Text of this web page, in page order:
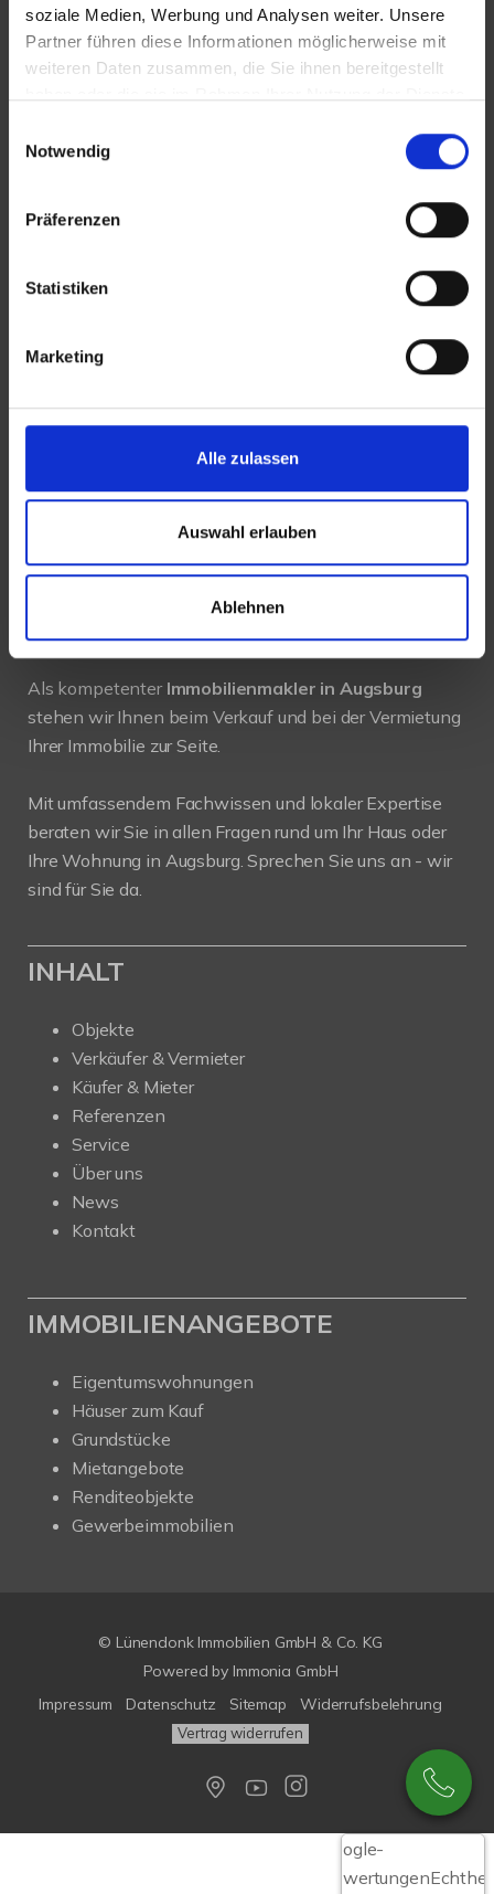
soziale Medien, Werbung und Analysen weiter. Unsere
Partner führen diese Informationen möglicherweise mit
weiteren Daten zusammen, die Sie ihnen bereitgestellt
Notwendig
Präferenzen
Statistiken
Marketing
Alle zulassen
Auswahl erlauben
Ablehnen
86159 Augsburg
Tel.: 0821 66097111
PROFIL
Als kompetenter Immobilienmakler in Augsburg
stehen wir Ihnen beim Verkauf und bei der Vermietung
Ihrer Immobilie zur Seite.
Mit umfassendem Fachwissen und lokaler Expertise
beraten wir Sie in allen Fragen rund um Ihr Haus oder
Ihre Wohnung in Augsburg. Sprechen Sie uns an - wir
sind für Sie da.
INHALT
Objekte
Verkäufer & Vermieter
Käufer & Mieter
Referenzen
Service
Über uns
News
Kontakt
IMMOBILIENANGEBOTE
Eigentumswohnungen
Häuser zum Kauf
Grundstücke
Mietangebote
Renditeobjekte
Gewerbeimmobilien
© Lünendonk Immobilien GmbH & Co. KG
Powered by Immonia GmbH
Impressum
Datenschutz Sitemap Widerrufsbelehrung
Vertrag widerrufen
Google-
Bewertungen